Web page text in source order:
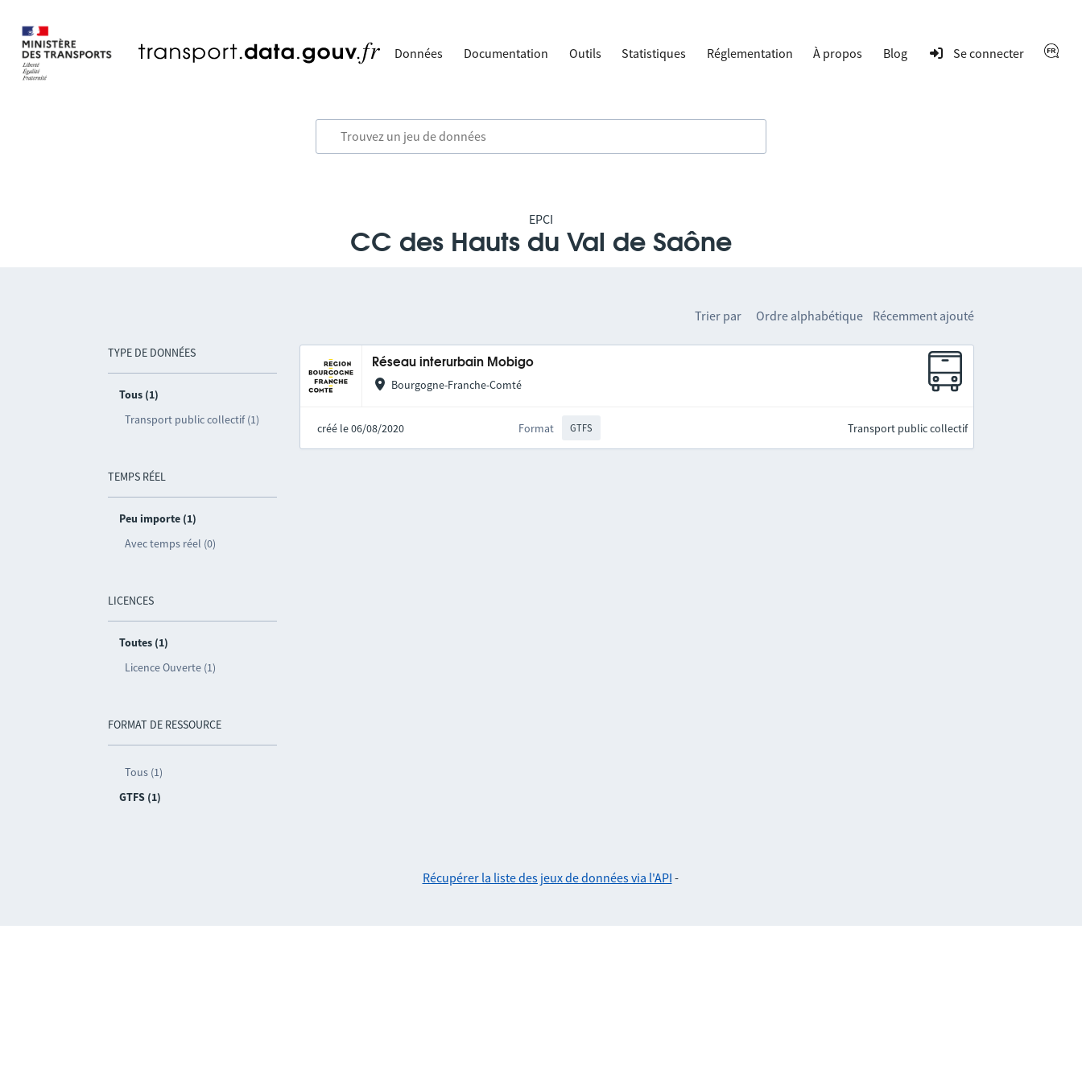
Données Documentation Outils Statistiques Réglementation À propos Blog Se connecter
EPCI
CC des Hauts du Val de Saône
TYPE DE DONNÉES
Tous (1)
Transport public collectif (1)
TEMPS RÉEL
Peu importe (1)
Avec temps réel (0)
LICENCES
Toutes (1)
Licence Ouverte (1)
FORMAT DE RESSOURCE
Tous (1)
GTFS (1)
Trier par Ordre alphabétique Récemment ajouté
Réseau interurbain Mobigo
Bourgogne-Franche-Comté
créé le 06/08/2020 Format GTFS Transport public collectif
Récupérer la liste des jeux de données via l'API -